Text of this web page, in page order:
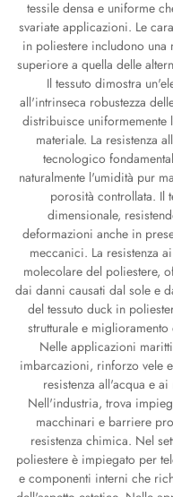
tessile densa e uniforme
svariate applicazioni. Le
in poliestere includono una
superiore a quella delle
Il tessuto dimostra
all'intrinseca robustezza
distribuisce uniformemente
materiale. La resistenza
tecnologico
naturalmente l'umidità pur
porosità controllata. Il
dimensionale,
deformazioni anche in
meccanici. La resistenza
molecolare del poliestere,
dai danni causati dal sole e
del tessuto duck in
strutturale e
Nelle applicazioni
imbarcazioni, rinforzo vele
resistenza all'acqua e
Nell'industria, trova
macchinari e barriere
resistenza chimica. Nel
poliestere è impiegato per
e componenti interni che